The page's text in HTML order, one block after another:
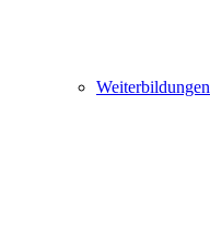
Weiterbildungen